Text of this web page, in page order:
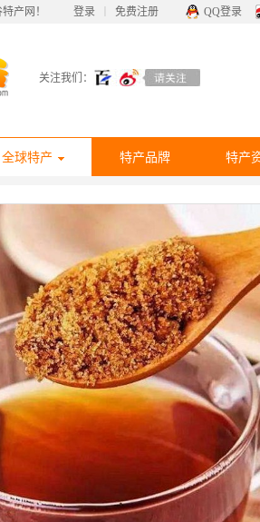
产网！ 登录 免费注册 QQ登录
关注我们：
全球特产 特产品牌 特产